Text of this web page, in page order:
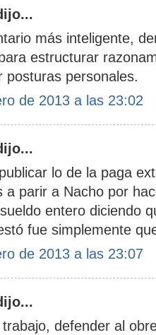
más inteligente,
estructurar
posturas personales.
de 2013 a las 23:02
lo de la paga
a parir a Nacho por
entero diciendo
fue simplemente
de 2013 a las 23:07
trabajo, defender al